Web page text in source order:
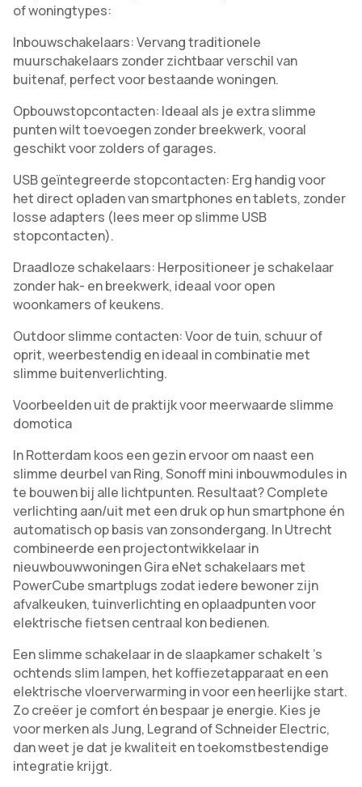
of woningtypes:
Inbouwschakelaars: Vervang traditionele
muurschakelaars zonder zichtbaar verschil van
buitenaf, perfect voor bestaande woningen.
Opbouwstopcontacten: Ideaal als je extra slimme
punten wilt toevoegen zonder breekwerk, vooral
geschikt voor zolders of garages.
USB geïntegreerde stopcontacten: Erg handig voor
het direct opladen van smartphones en tablets, zonder
losse adapters (lees meer op slimme USB
stopcontacten).
Draadloze schakelaars: Herpositioneer je schakelaar
zonder hak- en breekwerk, ideaal voor open
woonkamers of keukens.
Outdoor slimme contacten: Voor de tuin, schuur of
oprit, weerbestendig en ideaal in combinatie met
slimme buitenverlichting.
Voorbeelden uit de praktijk voor meerwaarde slimme
domotica
In Rotterdam koos een gezin ervoor om naast een
slimme deurbel van Ring, Sonoff mini inbouwmodules in
te bouwen bij alle lichtpunten. Resultaat? Complete
verlichting aan/uit met een druk op hun smartphone én
automatisch op basis van zonsondergang. In Utrecht
combineerde een projectontwikkelaar in
nieuwbouwwoningen Gira eNet schakelaars met
PowerCube smartplugs zodat iedere bewoner zijn
afvalkeuken, tuinverlichting en oplaadpunten voor
elektrische fietsen centraal kon bedienen.
Een slimme schakelaar in de slaapkamer schakelt ’s
ochtends slim lampen, het koffiezetapparaat en een
elektrische vloerverwarming in voor een heerlijke start.
Zo creëer je comfort én bespaar je energie. Kies je
voor merken als Jung, Legrand of Schneider Electric,
dan weet je dat je kwaliteit en toekomstbestendige
integratie krijgt.